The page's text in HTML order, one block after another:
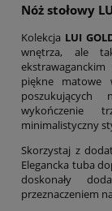
Nóż stołowy
Kolekcja LUI
wnętrza, ale
piękne matowe
poszukujących
wykończenie
minimalistyczny
Skorzystaj z
Elegancka tuba
doskonały
przeznaczeniem